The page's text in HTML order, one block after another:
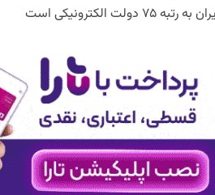
به رتبه ۷۵ دولت الکترونیکی است